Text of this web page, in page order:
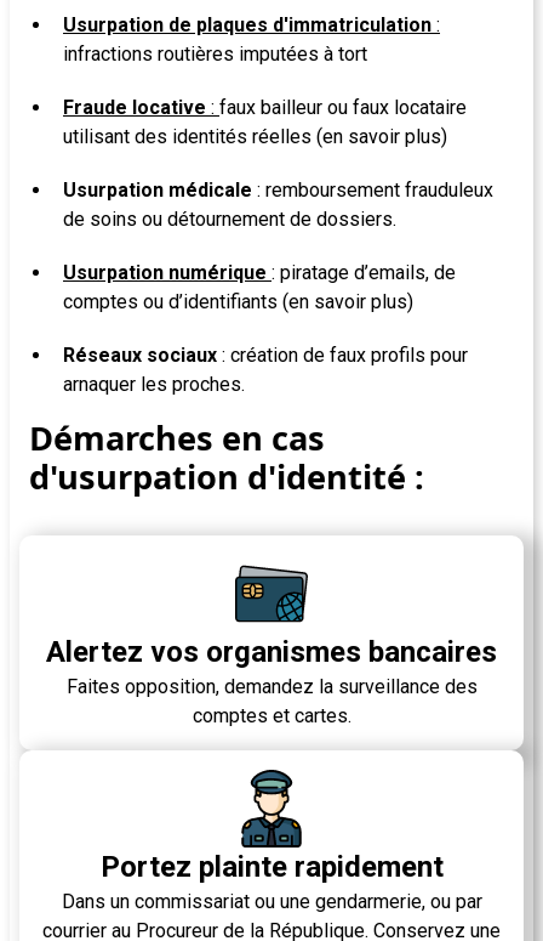
Usurpation de plaques d'immatriculation :
infractions routières imputées à tort
Fraude locative : faux bailleur ou faux locataire
utilisant des identités réelles (en savoir plus)
Usurpation médicale : remboursement frauduleux
de soins ou détournement de dossiers.
Usurpation numérique : piratage d’emails, de
comptes ou d’identifiants (en savoir plus)
Réseaux sociaux : création de faux profils pour
arnaquer les proches.
Démarches en cas
d'usurpation d'identité :
Alertez vos organismes bancaires
Faites opposition, demandez la surveillance des
comptes et cartes.
Portez plainte rapidement
Dans un commissariat ou une gendarmerie, ou par
courrier au Procureur de la République. Conservez une